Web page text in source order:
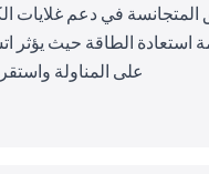
المتجانسة في دعم غلايات
استعادة الطاقة حيث يؤثر
على المناولة